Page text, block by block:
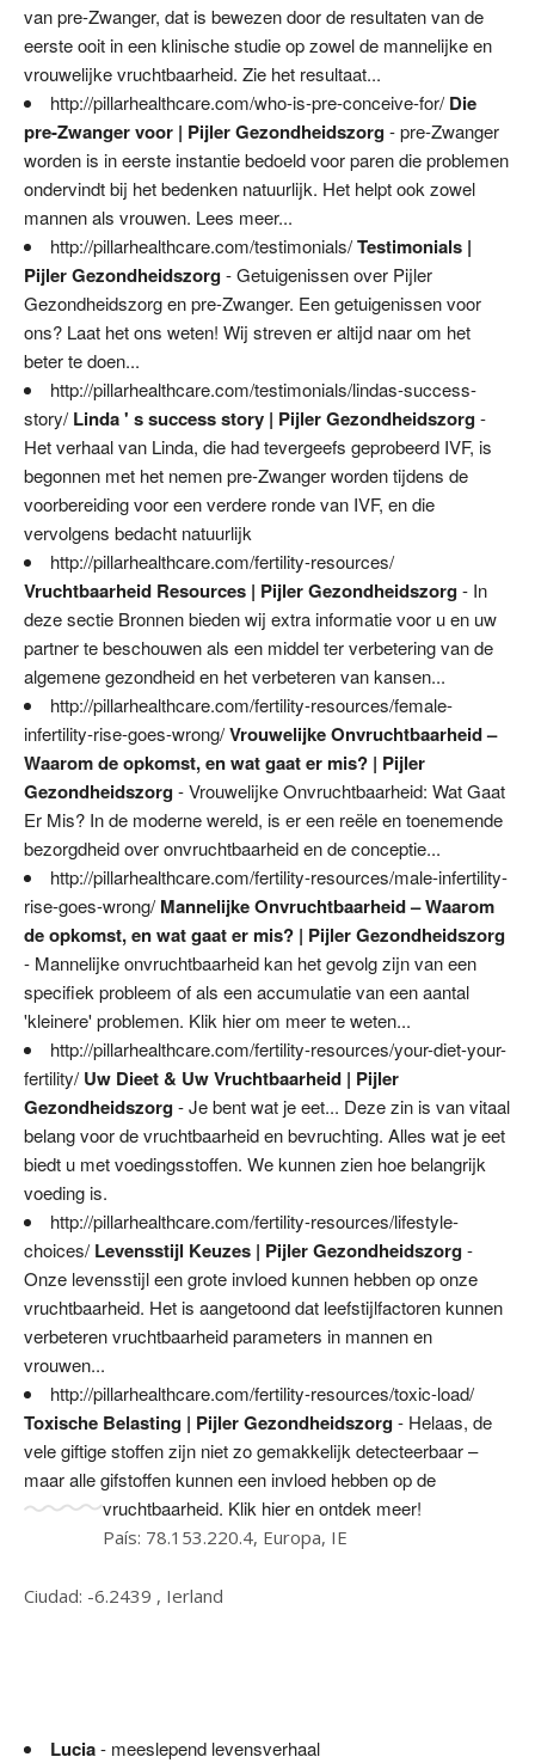
van pre-Zwanger, dat is bewezen door de resultaten van de
eerste ooit in een klinische studie op zowel de mannelijke en
vrouwelijke vruchtbaarheid. Zie het resultaat...
http://pillarhealthcare.com/who-is-pre-conceive-for/ Die
pre-Zwanger voor | Pijler Gezondheidszorg- pre-Zwanger
worden is in eerste instantie bedoeld voor paren die problemen
ondervindt bij het bedenken natuurlijk. Het helpt ook zowel
mannen als vrouwen. Lees meer...
http://pillarhealthcare.com/testimonials/Testimonials |
Pijler Gezondheidszorg- Getuigenissen over Pijler
Gezondheidszorg en pre-Zwanger. Een getuigenissen voor
ons? Laat het ons weten! Wij streven er altijd naar om het
beter te doen...
http://pillarhealthcare.com/testimonials/lindas-success-
story/ Linda ' s success story | Pijler Gezondheidszorg-
Het verhaal van Linda, die had tevergeefs geprobeerd IVF, is
begonnen met het nemen pre-Zwanger worden tijdens de
voorbereiding voor een verdere ronde van IVF, en die
vervolgens bedacht natuurlijk
http://pillarhealthcare.com/fertility-resources/
Vruchtbaarheid Resources | Pijler Gezondheidszorg- In
deze sectie Bronnen bieden wij extra informatie voor u en uw
partner te beschouwen als een middel ter verbetering van de
algemene gezondheid en het verbeteren van kansen...
http://pillarhealthcare.com/fertility-resources/female-
infertility-rise-goes-wrong/Vrouwelijke Onvruchtbaarheid –
Waarom de opkomst, en wat gaat er mis? | Pijler
Gezondheidszorg- Vrouwelijke Onvruchtbaarheid: Wat Gaat
Er Mis? In de moderne wereld, is er een reële en toenemende
bezorgdheid over onvruchtbaarheid en de conceptie...
http://pillarhealthcare.com/fertility-resources/male-infertility-
rise-goes-wrong/ Mannelijke Onvruchtbaarheid – Waarom
de opkomst, en wat gaat er mis? | Pijler Gezondheidszorg
- Mannelijke onvruchtbaarheid kan het gevolg zijn van een
specifiek probleem of als een accumulatie van een aantal
'kleinere' problemen. Klik hier om meer te weten...
http://pillarhealthcare.com/fertility-resources/your-diet-your-
fertility/ Uw Dieet & Uw Vruchtbaarheid | Pijler
Gezondheidszorg- Je bent wat je eet... Deze zin is van vitaal
belang voor de vruchtbaarheid en bevruchting. Alles wat je eet
biedt u met voedingsstoffen. We kunnen zien hoe belangrijk
voeding is.
http://pillarhealthcare.com/fertility-resources/lifestyle-
choices/ Levensstijl Keuzes | Pijler Gezondheidszorg-
Onze levensstijl een grote invloed kunnen hebben op onze
vruchtbaarheid. Het is aangetoond dat leefstijlfactoren kunnen
verbeteren vruchtbaarheid parameters in mannen en
vrouwen...
http://pillarhealthcare.com/fertility-resources/toxic-load/
Toxische Belasting | Pijler Gezondheidszorg- Helaas, de
vele giftige stoffen zijn niet zo gemakkelijk detecteerbaar –
maar alle gifstoffen kunnen een invloed hebben op de
vruchtbaarheid. Klik hier en ontdek meer!
País: 78.153.220.4, Europa, IE
Ciudad: -6.2439 , Ierland
Lucia- meeslepend levensverhaal